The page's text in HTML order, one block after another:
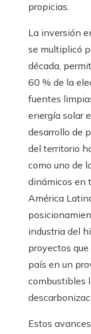
propicias.
La inversión
se multiplicó
década,
60 % de la
fuentes
energía solar
desarrollo de
del territorio
como uno de
dinámicos en
América
industria del
proyectos
país en un
combustibles
Estos